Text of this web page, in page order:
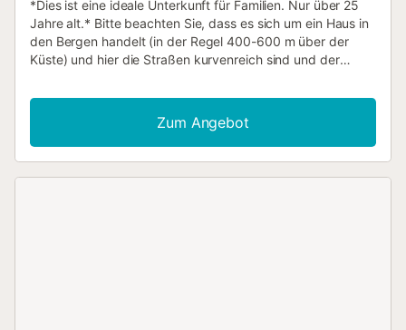
*Dies ist eine ideale Unterkunft für Familien. Nur über 25
Jahre alt.* Bitte beachten Sie, dass es sich um ein Haus in
den Bergen handelt (in der Regel 400-600 m über der
Küste) und hier die Straßen kurvenreich sind und der
ist eine authentische andalusische Unterkunft in der Nähe
von Cómpeta und Torrox Pueblo, die über einen
unbefestigten Weg von der ca. 15 Autominuten entfernten
Verbindungsstraße leicht zu erreichen ist. In diesem
Zum Angebot